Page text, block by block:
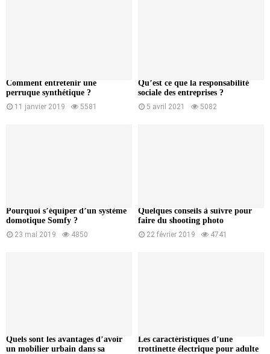
Comment entretenir une
perruque synthétique ?
11 janvier 2019 5581
Qu’est ce que la responsabilité
sociale des entreprises ?
5 avril 2021 5082
Pourquoi s’équiper d’un système
domotique Somfy ?
23 mai 2019 4850
Quelques conseils à suivre pour
faire du shooting photo
22 février 2019 4741
Quels sont les avantages d’avoir
un mobilier urbain dans sa
Les caractéristiques d’une
trottinette électrique pour adulte